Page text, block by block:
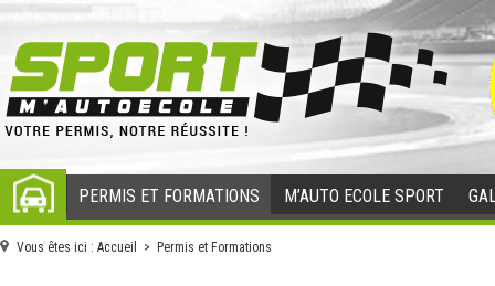
PERMIS ET FORMATIONS M’AUTO ECOLE SPORT
Vous êtes ici : Accueil > Permis et Formations